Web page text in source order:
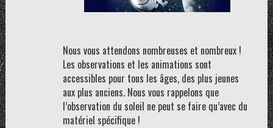
Nous vous attendons nombreuses et nombreux !
Les observations et les animations sont
accessibles pour tous les âges, des plus jeunes
aux plus anciens. Nous vous rappelons que
l’observation du soleil ne peut se faire qu’avec du
matériel spécifique !